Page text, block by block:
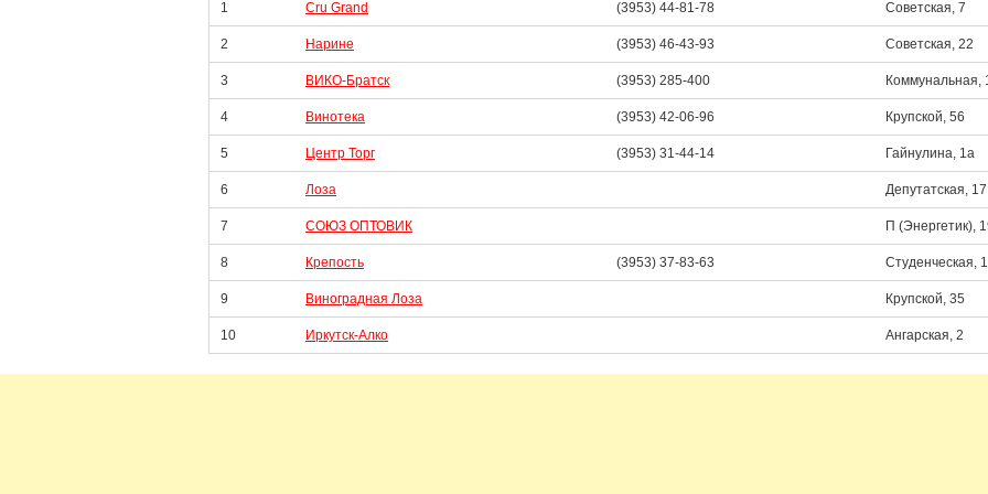
1 Cru Grand (3953) 44-81-78 Советская, 7
2 Нарине (3953) 46-43-93 Советская, 22
3 ВИКО-Братск (3953) 285-400 Коммунальная,
4 Винотека (3953) 42-06-96 Крупской, 56
5 Центр Торг (3953) 31-44-14 Гайнулина, 1а
6 Лоза Депутатская, 17
7 СОЮЗ ОПТОВИК П (Энергетик),
8 Крепость (3953) 37-83-63 Студенческая,
9 Виноградная Лоза Крупской, 35
10 Иркутск-Алко Ангарская, 2